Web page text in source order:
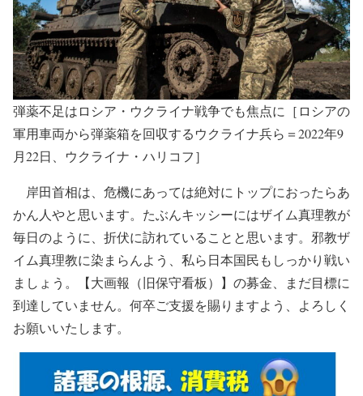
弾薬不足はロシア・ウクライナ戦争でも焦点に［ロシアの
軍用車両から弾薬箱を回収するウクライナ兵ら＝2022年9
月22日、ウクライナ・ハリコフ］
岸田首相は、危機にあっては絶対にトップにおったらあ
かん人やと思います。たぶんキッシーにはザイム真理教が
毎日のように、折伏に訪れていることと思います。邪教ザ
イム真理教に染まらんよう、私ら日本国民もしっかり戦い
ましょう。【大画報（旧保守看板）】の募金、まだ目標に
到達していません。何卒ご支援を賜りますよう、よろしく
お願いいたします。